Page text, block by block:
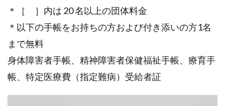
＊［ ］内は 20 名以上の団体料金
＊以下の手帳をお持ちの方および付き添いの方1名
まで無料
身体障害者手帳、精神障害者保健福祉手帳、療育手
帳、特定医療費（指定難病）受給者証